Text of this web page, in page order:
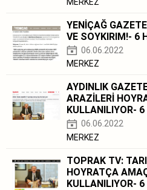
YENİÇAĞ
VE SOYKIRIM!- 6
06.06.2022
MERKEZ
AYDINLIK
ARAZİLERİ
KULLANILIYOR-
06.06.2022
MERKEZ
TOPRAK TV:
HOYRATÇA
KULLANILIYOR-